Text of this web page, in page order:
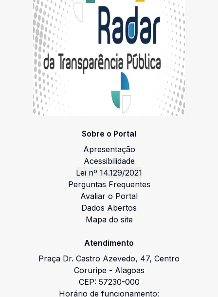
Sobre o Portal
Apresentação
Acessibilidade
Lei nº 14.129/2021
Perguntas Frequentes
Avaliar o Portal
Dados Abertos
Mapa do site
Atendimento
Praça Dr. Castro Azevedo, 47, Centro
Coruripe- Alagoas
CEP: 57230-000
Horário de funcionamento: